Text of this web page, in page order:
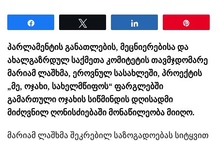
პარლამენტის განათლების, მეცნიერებისა და
ახალგაზრდულ საქმეთა კომიტეტის თავმჯდომარე
მარიამ ლაშხმა, ეროვნულ სასახლეში, პროექტის
„მე, ოჯახი, სახელმწიფოს“ ფარგლებში
გამართული ოჯახის სიწმინდის დღისადმი
მიძღვნილ ღონისძიებაში მონაწილეობა მიიღო.
მარიამ ლაშხმა შეკრებილ საზოგადოებას სიტყვით